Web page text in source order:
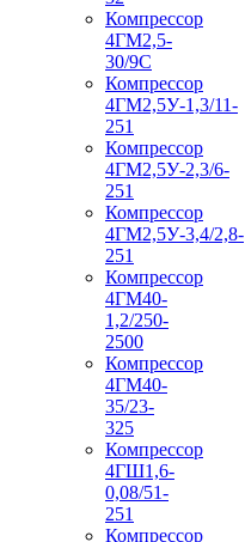
Компрессор
4ГМ2,5-
30/9С
Компрессор
4ГМ2,5У-1,3/11-
251
Компрессор
4ГМ2,5У-2,3/6-
251
Компрессор
4ГМ2,5У-3,4/2,8-
251
Компрессор
4ГМ40-
1,2/250-
2500
Компрессор
4ГМ40-
35/23-
325
Компрессор
4ГШ1,6-
0,08/51-
251
Компрессор